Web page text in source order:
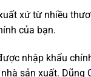
xứ từ nhiều
của bạn.
nhập khẩu
sản xuất. Dũng